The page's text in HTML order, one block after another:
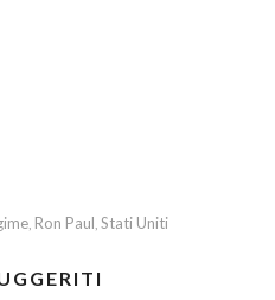
, Ron Paul, Stati Uniti